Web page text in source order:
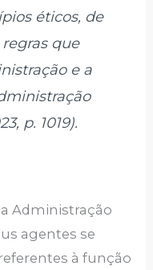
éticos, de
que
e a
p. 1019).
Administração
agentes se
à função